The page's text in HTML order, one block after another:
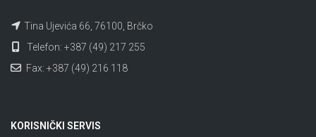
Tina Ujevića 66, 76100, Brčko
Telefon: +387 (49) 217 255
Fax: +387 (49) 216 118
KORISNIČKI SERVIS